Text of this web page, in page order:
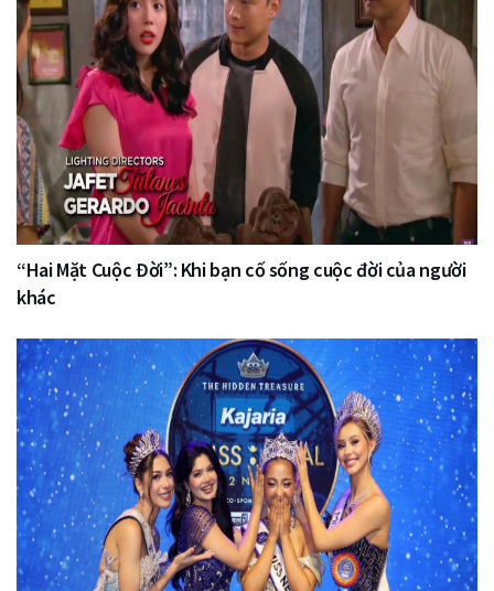
“Hai Mặt Cuộc Đời”: Khi bạn cố sống cuộc đời của người
khác